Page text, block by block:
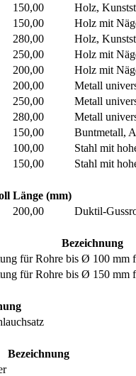
150,00
Holz,
150,00
Holz mit
280,00
Holz,
250,00
Holz mit
200,00
Holz mit
200,00
Metall
250,00
Metall
280,00
Metall
150,00
Buntmetall,
100,00
Stahl mit
150,00 Stahl mit
Länge (mm)
200,00 Duktil-
Bezeichnung
für Rohre bis Ø 100 mm
für Rohre bis Ø 150 mm
Bezeichnung